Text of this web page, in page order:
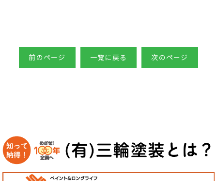
前のページ 一覧に戻る 次のページ